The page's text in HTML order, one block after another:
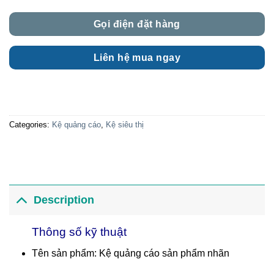
Gọi điện đặt hàng
Liên hệ mua ngay
Categories: Kệ quảng cáo, Kệ siêu thị
Description
Thông số kỹ thuật
Tên sản phẩm: Kệ quảng cáo sản phẩm nhãn